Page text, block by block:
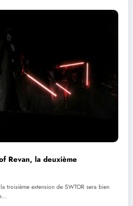
Revan, la deuxième
troisième extension de SWTOR sera bien